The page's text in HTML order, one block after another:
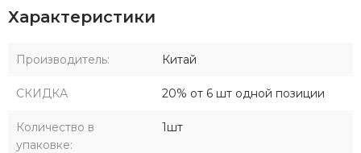
Характеристики
Производитель: Китай
СКИДКА 20% от 6 шт одной позиции
Количество в
упаковке:
1шт